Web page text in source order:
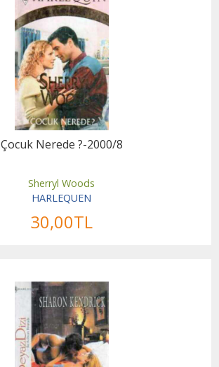
Çocuk Nerede ?-2000/8
Sherryl Woods
HARLEQUEN
30,00TL